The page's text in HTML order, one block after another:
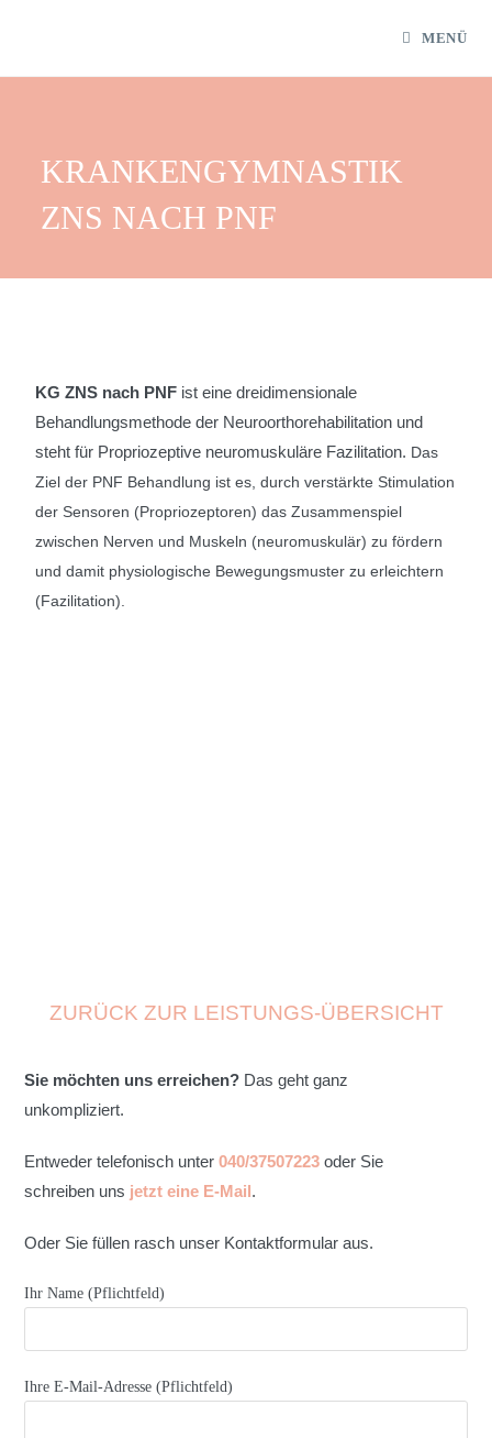
MENÜ
KRANKENGYMNASTIK
ZNS NACH PNF
KG ZNS nach PNF ist eine dreidimensionale
Behandlungsmethode der Neuroorthorehabilitation und
steht für Propriozeptive neuromuskuläre Fazilitation. Das
Ziel der PNF Behandlung ist es, durch verstärkte Stimulation
der Sensoren (Propriozeptoren) das Zusammenspiel
zwischen Nerven und Muskeln (neuromuskulär) zu fördern
und damit physiologische Bewegungsmuster zu erleichtern
(Fazilitation).
ZURÜCK ZUR LEISTUNGS-ÜBERSICHT
Sie möchten uns erreichen? Das geht ganz
unkompliziert.
Entweder telefonisch unter040/37507223 oder Sie
schreiben uns jetzt eine E-Mail .
Oder Sie füllen rasch unser Kontaktformular aus.
Ihr Name (Pflichtfeld)
Ihre E-Mail-Adresse (Pflichtfeld)